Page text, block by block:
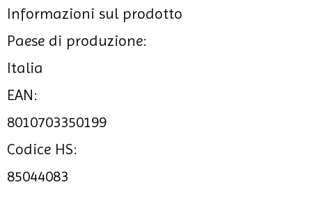
Informazioni sul prodotto
Paese di produzione:
Italia
EAN:
8010703350199
Codice HS:
85044083